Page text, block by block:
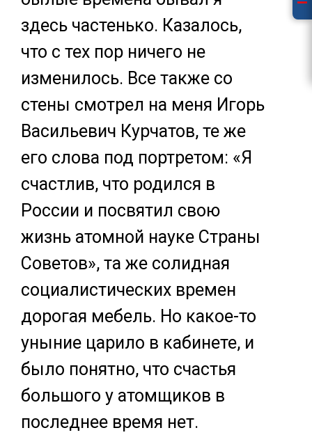
здесь частенько. Казалось,
что с тех пор ничего не
изменилось. Все также со
стены смотрел на меня Игорь
Васильевич Курчатов, те же
его слова под портретом: «Я
счастлив, что родился в
России и посвятил свою
жизнь атомной науке Страны
Советов», та же солидная
социалистических времен
дорогая мебель. Но какое-то
уныние царило в кабинете, и
было понятно, что счастья
большого у атомщиков в
последнее время нет.